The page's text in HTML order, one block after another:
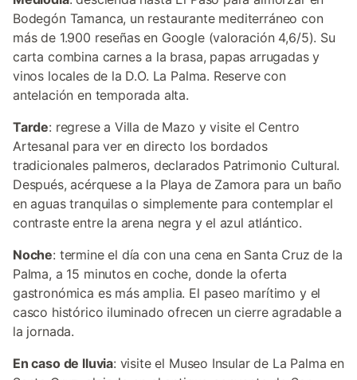
Bodegón Tamanca, un restaurante mediterráneo con
más de 1.900 reseñas en Google (valoración 4,6/5). Su
carta combina carnes a la brasa, papas arrugadas y
vinos locales de la D.O. La Palma. Reserve con
antelación en temporada alta.
Tarde: regrese a Villa de Mazo y visite el Centro
Artesanal para ver en directo los bordados
tradicionales palmeros, declarados Patrimonio Cultural.
Después, acérquese a la Playa de Zamora para un baño
en aguas tranquilas o simplemente para contemplar el
contraste entre la arena negra y el azul atlántico.
Noche: termine el día con una cena en Santa Cruz de la
Palma, a 15 minutos en coche, donde la oferta
gastronómica es más amplia. El paseo marítimo y el
casco histórico iluminado ofrecen un cierre agradable a
la jornada.
En caso de lluvia: visite el Museo Insular de La Palma en